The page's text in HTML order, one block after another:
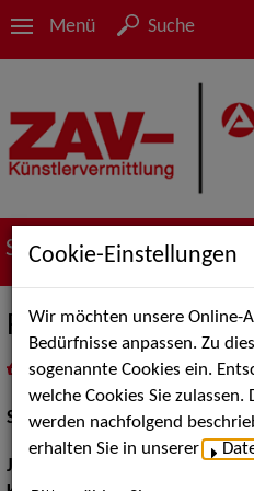
Menü Suche
Suche nach
Ricarda
inMeine Merklistelegen
Schauspiel:Film und TV, Bühne
Jahrgang:
Cookie-Einstellungen
Wir möchten unsere Online-
Bedürfnisse anpassen. Zu
sogenannte Cookies ein.
welche Cookies Sie zulassen.
werden nachfolgend
erhalten Sie in unserer